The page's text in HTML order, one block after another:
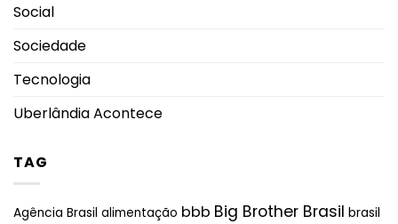
Social
Sociedade
Tecnologia
Uberlândia Acontece
TAG
Agência Brasil alimentação bbb Big Brother Brasil brasil